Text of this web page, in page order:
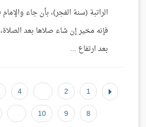
الراتبة (سنة الفجر)، بأن جاء
فإنه مخير إن شاء صلاها بعد
بعد ارتفاع ...
1
2
4
8
9
10